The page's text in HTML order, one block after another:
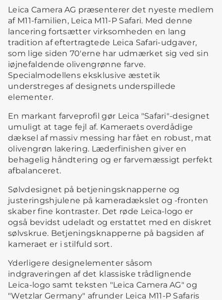
Leica Camera AG præsenterer det nyeste medlem
af M11-familien, Leica M11-P Safari. Med denne
lancering fortsætter virksomheden en lang
tradition af eftertragtede Leica Safari-udgaver,
som lige siden 70'erne har udmærket sig ved sin
iøjnefaldende olivengrønne farve.
Specialmodellens eksklusive æstetik
understreges af designets underspillede
elementer.
En markant farveprofil gør Leica "Safari"-designet
umuligt at tage fejl af. Kameraets overdådige
dæksel af massiv messing har fået en robust, mat
olivengrøn lakering. Læderfinishen giver en
behagelig håndtering og er farvemæssigt perfekt
afbalanceret.
Sølvdesignet på betjeningsknapperne og
justeringshjulene på kameradækslet og -fronten
skaber fine kontraster. Det røde Leica-logo er
også bevidst udeladt og erstattet med en diskret
sølvskrue. Betjeningsknapperne på bagsiden af
kameraet er i stilfuld sort.
Yderligere designelementer såsom
indgraveringen af det klassiske trådlignende
Leica-logo samt teksten "Leica Camera AG" og
"Wetzlar Germany" afrunder Leica M11-P Safaris